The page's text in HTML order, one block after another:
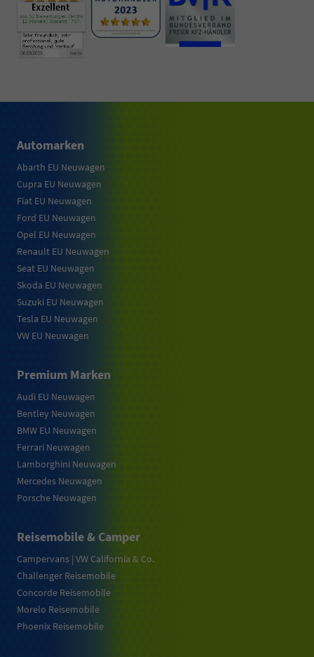
Automarken
Abarth EU Neuwagen
Cupra EU Neuwagen
Fiat EU Neuwagen
Ford EU Neuwagen
Opel EU Neuwagen
Renault EU Neuwagen
Seat EU Neuwagen
Skoda EU Neuwagen
Suzuki EU Neuwagen
Tesla EU Neuwagen
VW EU Neuwagen
Premium Marken
Audi EU Neuwagen
Bentley Neuwagen
BMW EU Neuwagen
Ferrari Neuwagen
Lamborghini Neuwagen
Mercedes Neuwagen
Porsche Neuwagen
Reisemobile & Camper
Campervans | VW California & Co.
Challenger Reisemobile
Concorde Reisemobile
Morelo Reisemobile
Phoenix Reisemobile